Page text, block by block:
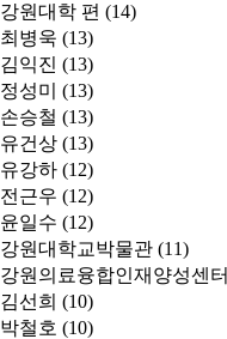
강원대학 편 (14)
최병욱 (13)
김익진 (13)
정성미
(13)
손승철 (13)
유건상 (13)
유강하 (12)
전근우 (12)
윤일수 (12)
강원대학교박물관 (11)
강원의료융합인재양성센터
김선희 (10)
박철호 (10)